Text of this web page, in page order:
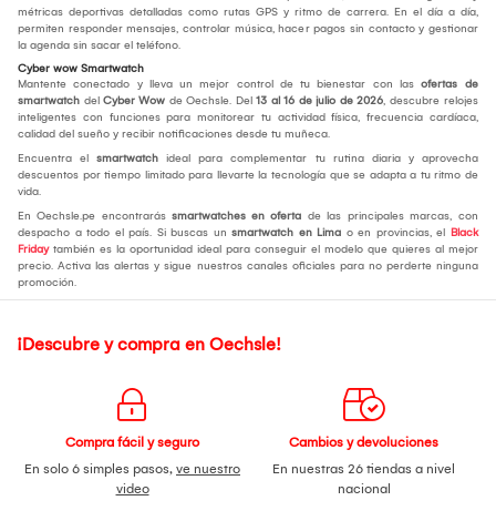
métricas deportivas detalladas como rutas GPS y ritmo de carrera. En el día a día,
permiten responder mensajes, controlar música, hacer pagos sin contacto y gestionar
la agenda sin sacar el teléfono.
Cyber wow Smartwatch
Mantente conectado y lleva un mejor control de tu bienestar con las ofertas de
smartwatch del Cyber Wow de Oechsle. Del 13 al 16 de julio de 2026, descubre relojes
inteligentes con funciones para monitorear tu actividad física, frecuencia cardíaca,
calidad del sueño y recibir notificaciones desde tu muñeca.
Encuentra el smartwatch ideal para complementar tu rutina diaria y aprovecha
descuentos por tiempo limitado para llevarte la tecnología que se adapta a tu ritmo de
vida.
En Oechsle.pe encontrarás smartwatches en oferta de las principales marcas, con
despacho a todo el país. Si buscas un smartwatch en Lima o en provincias, el Black
Fridaytambién es la oportunidad ideal para conseguir el modelo que quieres al mejor
precio. Activa las alertas y sigue nuestros canales oficiales para no perderte ninguna
promoción.
¡Descubre y compra en Oechsle!
Compra fácil y seguro
En solo 6 simples pasos, ve nuestro
video
Cambios y devoluciones
En nuestras 26 tiendas a nivel
nacional